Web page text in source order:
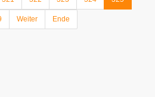
Weiter Ende